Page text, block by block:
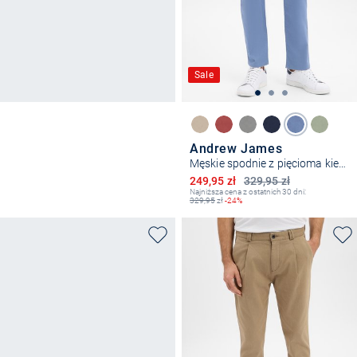
Sale
Andrew James
Męskie spodnie z pięcioma kieszeniami - nowoczesny krój
329,95 zł
Obniżona cena
249,95 zł
Najniższa cena z ostatnich 30 dni:
329,95zł-24%